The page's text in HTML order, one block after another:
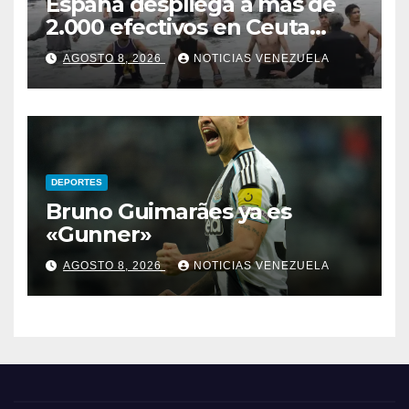
2.000 efectivos en Ceuta
ante nueva oleada migratoria
AGOSTO 8, 2026 NOTICIAS VENEZUELA
DEPORTES
Bruno Guimarães ya es
«Gunner»
AGOSTO 8, 2026 NOTICIAS VENEZUELA